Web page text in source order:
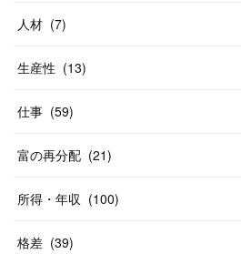
人材 (7)
生産性 (13)
仕事 (59)
富の再分配 (21)
所得・年収 (100)
格差 (39)